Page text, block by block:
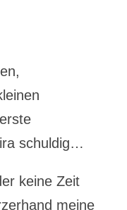
schuldig…
keine Zeit
meine